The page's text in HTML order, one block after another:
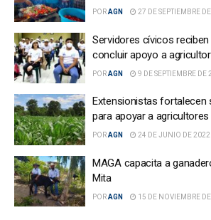
PORAGN 27 DE SEPTIEMBRE
Servidores cívicos
concluir apoyo a
PORAGN 9 DE SEPTIEMBRE DE
Extensionistas fortalecen
para apoyar a
PORAGN 24 DE JUNIO DE 2022
MAGA capacita a
Mita
PORAGN 15 DE NOVIEMBRE